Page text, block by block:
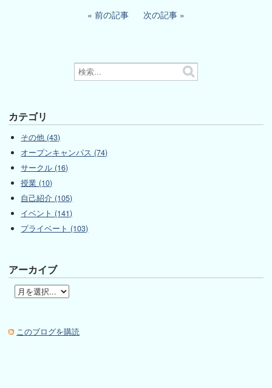
前の記事 次の記事
カテゴリ
その他 (43)
オープンキャンパス (74)
サークル (16)
授業 (10)
自己紹介 (105)
イベント (141)
プライベート (103)
アーカイブ
このブログを購読